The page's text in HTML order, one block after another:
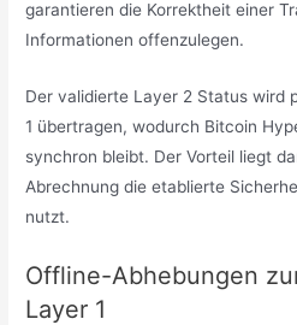
garantieren die Korrektheit einer
Informationen offenzulegen.
Der validierte Layer 2 Status wird
1 übertragen, wodurch Bitcoin
synchron bleibt. Der Vorteil liegt
Abrechnung die etablierte
nutzt.
Offline-Abhebungen
Layer 1